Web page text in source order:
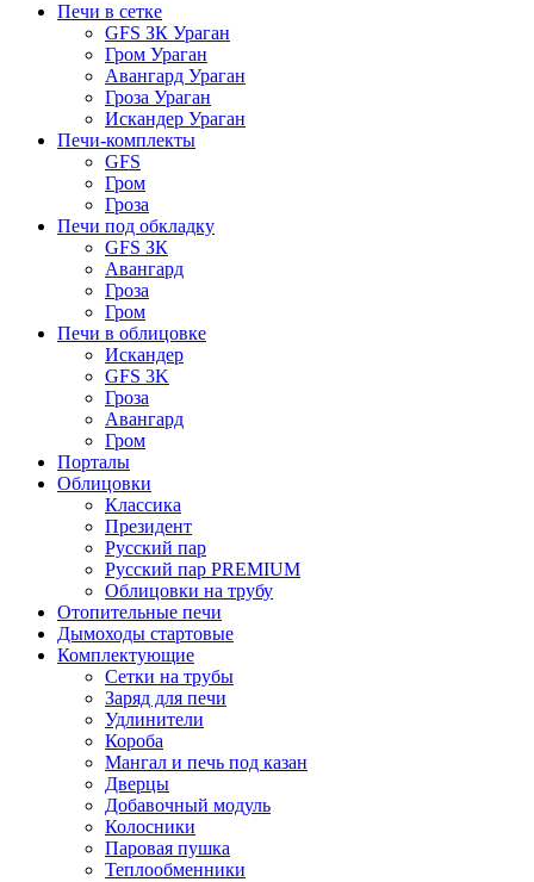
Печи в сетке
GFS ЗК Ураган
Гром Ураган
Авангард Ураган
Гроза Ураган
Искандер Ураган
Печи-комплекты
GFS
Гром
Гроза
Печи под обкладку
GFS ЗК
Авангард
Гроза
Гром
Печи в облицовке
Искандер
GFS 3K
Гроза
Авангард
Гром
Порталы
Облицовки
Классика
Президент
Русский пар
Русский пар PREMIUM
Облицовки на трубу
Отопительные печи
Дымоходы стартовые
Комплектующие
Сетки на трубы
Заряд для печи
Удлинители
Короба
Мангал и печь под казан
Дверцы
Добавочный модуль
Колосники
Паровая пушка
Теплообменники